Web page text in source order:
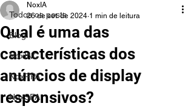
Todos os posts
Blog
NoxINC
NoxRPA
NoxSFA
Qual é uma das
características dos
anúncios de display
responsivos?
NoxIA
26 de set. de 2024 1 min de leitura